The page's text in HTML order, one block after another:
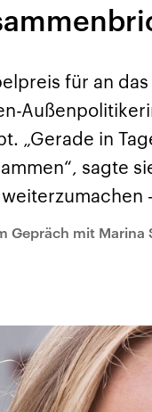
und
Staaten zu
der Erde, mit
Einfluss auf das
Weltgeschehen.
Der
auf
die
vom
für an
„Gerade in
sagte
Gepräch mit Marina